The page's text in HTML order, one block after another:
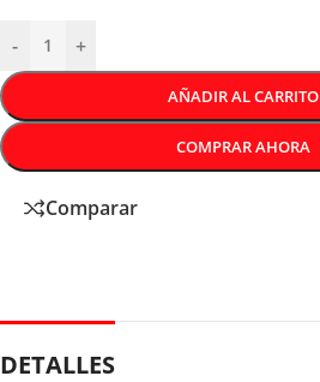
- +
AÑADIR AL CARRITO
COMPRAR AHORA
Comparar
DETALLES